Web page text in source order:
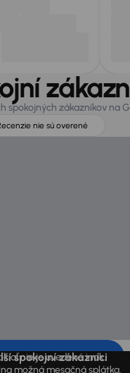
spokojných zákazníkov na
nie sú overené
spokojní zákazníci
nie je uvedené inak.
možná mesačná splátka.